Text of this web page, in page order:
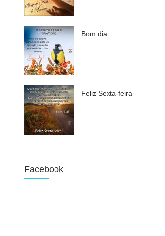
Bom dia
Feliz Sexta-feira
Facebook